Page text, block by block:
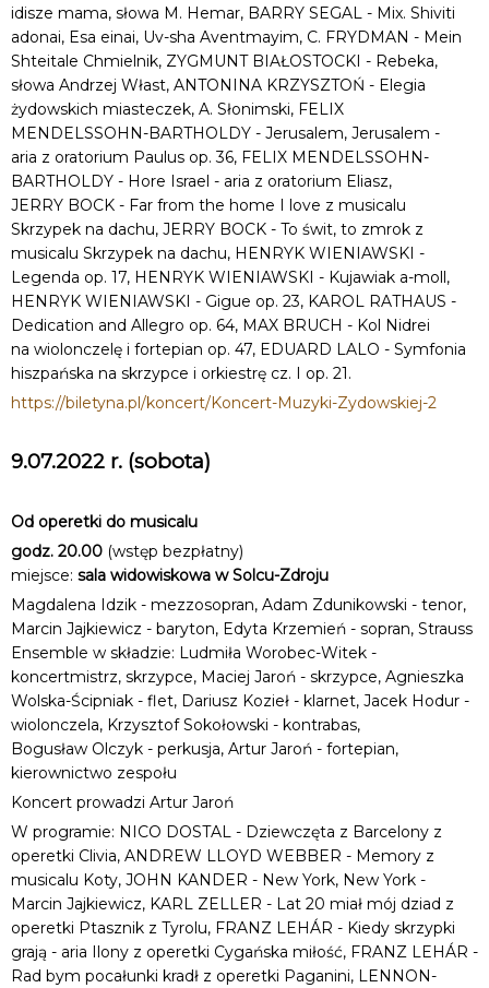
idisze mama, słowa M. Hemar, BARRY SEGAL - Mix. Shiviti
adonai, Esa einai, Uv-sha Aventmayim, C. FRYDMAN - Mein
Shteitale Chmielnik, ZYGMUNT BIAŁOSTOCKI - Rebeka,
słowa Andrzej Włast, ANTONINA KRZYSZTOŃ - Elegia
żydowskich miasteczek, A. Słonimski, FELIX
MENDELSSOHN-BARTHOLDY - Jerusalem, Jerusalem -
aria z oratorium Paulus op. 36, FELIX MENDELSSOHN-
BARTHOLDY - Hore Israel - aria z oratorium Eliasz,
JERRY BOCK - Far from the home I love z musicalu
Skrzypek na dachu, JERRY BOCK - To świt, to zmrok z
musicalu Skrzypek na dachu, HENRYK WIENIAWSKI -
Legenda op. 17, HENRYK WIENIAWSKI - Kujawiak a-moll,
HENRYK WIENIAWSKI - Gigue op. 23, KAROL RATHAUS -
Dedication and Allegro op. 64, MAX BRUCH - Kol Nidrei
na wiolonczelę i fortepian op. 47, EDUARD LALO - Symfonia
hiszpańska na skrzypce i orkiestrę cz. I op. 21.
https://biletyna.pl/koncert/Koncert-Muzyki-Zydowskiej-2
9.07.2022 r. (sobota)
Od operetki do musicalu
godz. 20.00 (wstęp bezpłatny)
miejsce: sala widowiskowa w Solcu-Zdroju
Magdalena Idzik - mezzosopran, Adam Zdunikowski - tenor,
Marcin Jajkiewicz - baryton, Edyta Krzemień - sopran, Strauss
Ensemble w składzie: Ludmiła Worobec-Witek -
koncertmistrz, skrzypce, Maciej Jaroń - skrzypce, Agnieszka
Wolska-Ścipniak - flet, Dariusz Kozieł - klarnet, Jacek Hodur -
wiolonczela, Krzysztof Sokołowski - kontrabas,
Bogusław Olczyk - perkusja, Artur Jaroń - fortepian,
kierownictwo zespołu
Koncert prowadzi Artur Jaroń
W programie: NICO DOSTAL - Dziewczęta z Barcelony z
operetki Clivia, ANDREW LLOYD WEBBER - Memory z
musicalu Koty, JOHN KANDER - New York, New York -
Marcin Jajkiewicz, KARL ZELLER - Lat 20 miał mój dziad z
operetki Ptasznik z Tyrolu, FRANZ LEHÁR - Kiedy skrzypki
grają - aria Ilony z operetki Cygańska miłość, FRANZ LEHÁR -
Rad bym pocałunki kradł z operetki Paganini, LENNON-